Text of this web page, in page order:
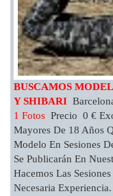
BUSCAMOS
Y SHIBARI
1 Fotos Precio 0 €
Mayores De 18 Años
Modelo En Sesiones
Se Publicarán En
Hacemos Las
Necesaria